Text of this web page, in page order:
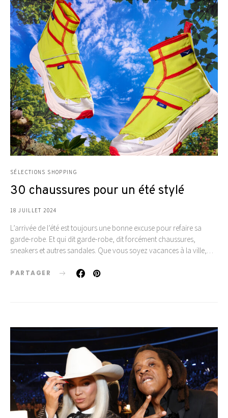
SÉLECTIONS SHOPPING
30 chaussures pour un été stylé
18 JUILLET 2024
L’arrivée de l’été est toujours une bonne excuse pour refaire sa
garde-robe. Et qui dit garde-robe, dit forcément chaussures,
sneakers et autres sandales. Que vous soyez vacances à la ville,…
PARTAGER